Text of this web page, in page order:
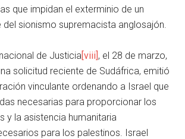
que impidan el exterminio de un
sionismo supremacista anglosajón.
de Justicia[viii], el 28 de marzo,
solicitud reciente de Sudáfrica, emitió
vinculante ordenando a Israel que
necesarias para proporcionar los
y la asistencia humanitaria
para los palestinos. Israel